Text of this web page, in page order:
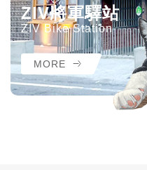
ZIV將軍驛站
ZIV Bike Station
MORE